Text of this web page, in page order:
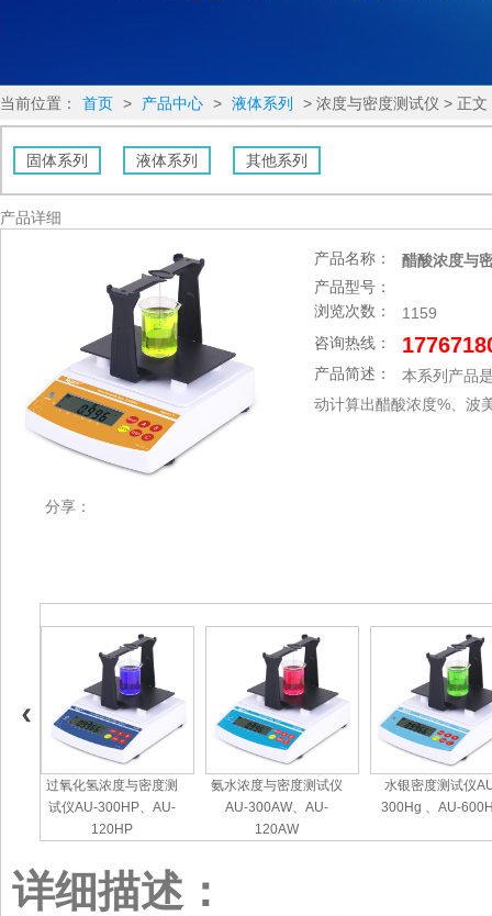
当前位置： 首页 > 产品中心 > 液体系列 > 浓度与密度测试仪 > 正文
固体系列 液体系列 其他系列
产品详细
分享：
产品名称：
醋酸浓度与
产品型号：
浏览次数：
1159
咨询热线：
产品简述：
本系列产品
动计算出醋酸浓度%、波
过氧化氢浓度与密度测
试仪AU-300HP、AU-
120HP
氨水浓度与密度测试仪
AU-300AW、AU-
120AW
水银密度测试仪
300Hg 、AU-
详细描述：